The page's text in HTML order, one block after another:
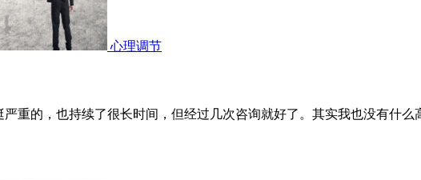
心理调节
重的，也持续了很长时间，但经过几次咨询就好了。其实我也没有什